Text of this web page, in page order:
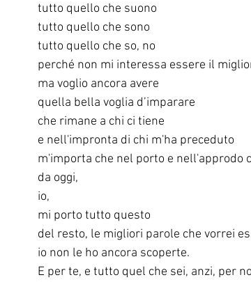
tutto quello che suono
tutto quello che sono
tutto quello che so, no
perché non mi interessa essere il
ma voglio ancora avere
quella bella voglia d’imparare
che rimane a chi ci tiene
e nell'impronta di chi m'ha preceduto
m'importa che nel porto e nell'approdo
da oggi,
io,
mi porto tutto questo
del resto, le migliori parole che vorrei
io non le ho ancora scoperte.
E per te, e tutto quel che sei, anzi, per